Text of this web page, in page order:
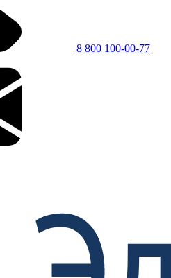
8 800 100-00-77